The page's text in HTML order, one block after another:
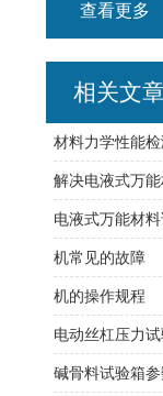
查看更多
相关文
解决电液式万
机常见的故障
机的操作规程
碱骨料试验箱